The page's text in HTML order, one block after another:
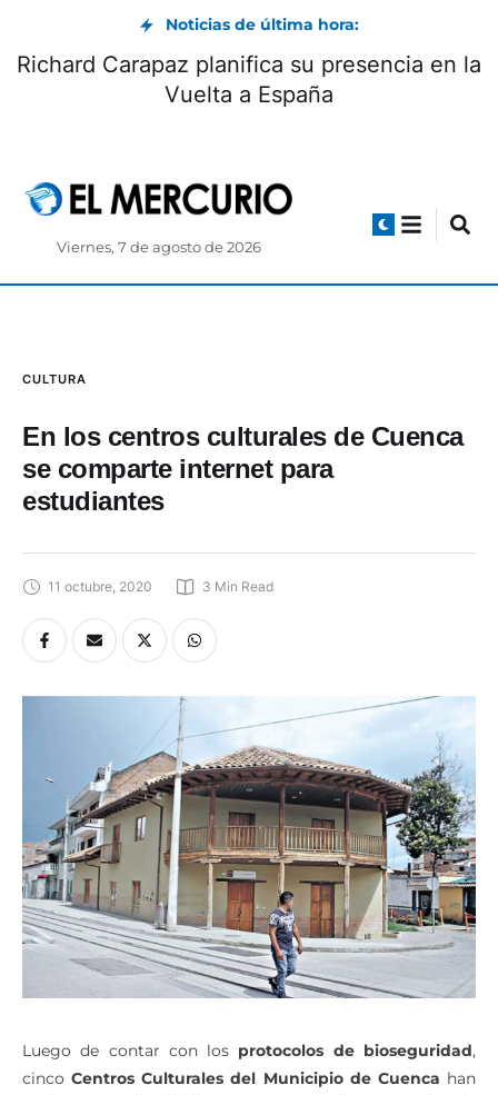
Noticias de última hora:
Richard Carapaz planifica su presencia en la
Vuelta a España
Viernes, 7 de agosto de 2026
CULTURA
En los centros culturales de Cuenca
se comparte internet para
estudiantes
11 octubre, 2020 3 Min Read
Luego de contar con los protocolos de bioseguridad,
cincoCentros Culturales del Municipio de Cuenca han